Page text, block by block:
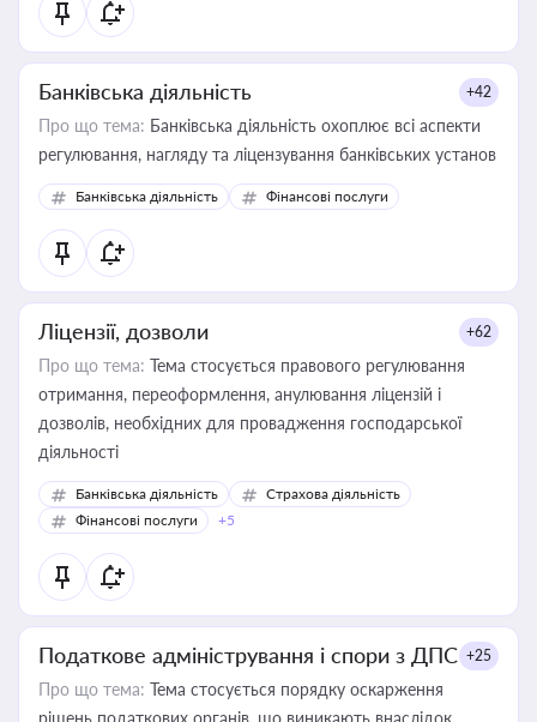
Банківська діяльність +42
Про що тема: Банківська діяльність охоплює всі аспекти
регулювання, нагляду та ліцензування банківських установ
Банківська діяльність Фінансові послуги
Ліцензії, дозволи +62
Про що тема: Тема стосується правового регулювання
отримання, переоформлення, анулювання ліцензій і
дозволів, необхідних для провадження господарської
діяльності
Банківська діяльність
Страхова діяльність
Фінансові послуги
+5
Податкове адміністрування і спори з ДПС +25
Про що тема: Тема стосується порядку оскарження
рішень податкових органів, що виникають внаслідок